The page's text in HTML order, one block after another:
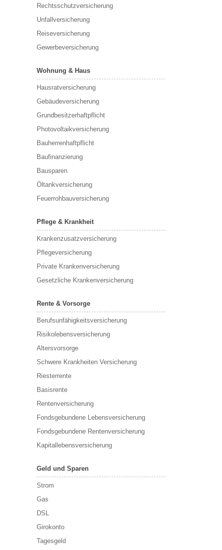
Rechtsschutzversicherung
Unfallversicherung
Reiseversicherung
Gewerbeversicherung
Wohnung & Haus
Hausratversicherung
Gebäudeversicherung
Grundbesitzerhaftpflicht
Photovoltaikversicherung
Bauherrenhaftpflicht
Baufinanzierung
Bausparen
Öltankversicherung
Feuerrohbauversicherung
Pflege & Krankheit
Krankenzusatzversicherung
Pflegeversicherung
Private Krankenversicherung
Gesetzliche Krankenversicherung
Rente & Vorsorge
Berufs­unfähigkeitsversicherung
Risikolebensversicherung
Altersvorsorge
Schwere Krankheiten Versicherung
Riesterrente
Basisrente
Rentenversicherung
Fondsgebundene Lebensversicherung
Fondsgebundene Rentenversicherung
Kapitallebensversicherung
Geld und Sparen
Strom
Gas
DSL
Girokonto
Tagesgeld